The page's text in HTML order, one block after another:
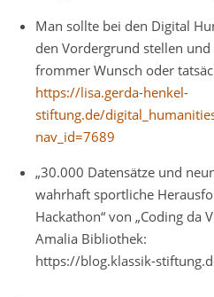
Man sollte bei den Digital
den Vordergrund stellen
frommer Wunsch oder
https://lisa.gerda-henkel-
stiftung.de/
nav_id=7689
„30.000 Datensätze und
wahrhaft sportliche
Hackathon“ von „Coding da
Amalia Bibliothek:
https://blog.klassik-